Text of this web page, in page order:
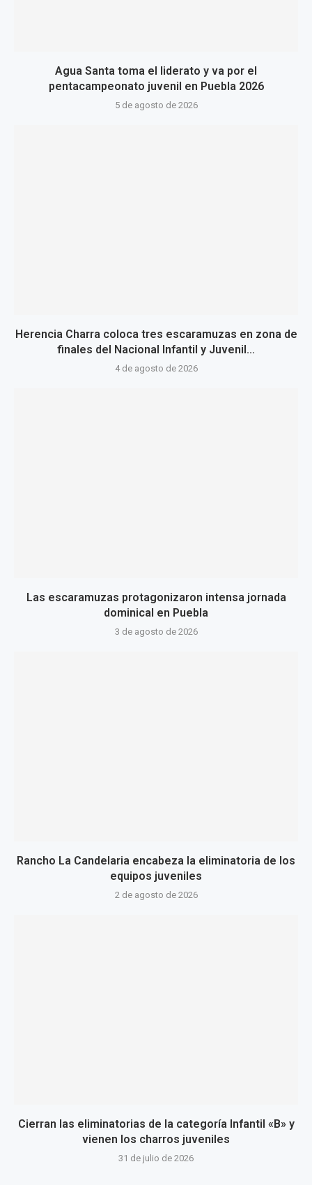
Agua Santa toma el liderato y va por el
pentacampeonato juvenil en Puebla 2026
5 de agosto de 2026
Herencia Charra coloca tres escaramuzas en zona de
finales del Nacional Infantil y Juvenil...
4 de agosto de 2026
Las escaramuzas protagonizaron intensa jornada
dominical en Puebla
3 de agosto de 2026
Rancho La Candelaria encabeza la eliminatoria de los
equipos juveniles
2 de agosto de 2026
Cierran las eliminatorias de la categoría Infantil «B» y
vienen los charros juveniles
31 de julio de 2026